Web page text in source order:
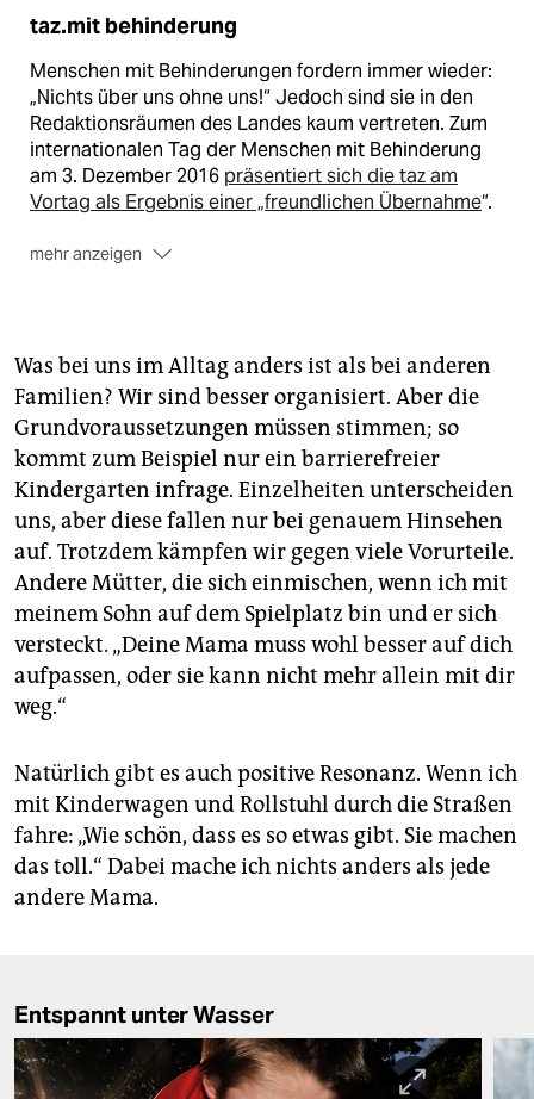
taz.mit behinderung
Menschen mit Behinderungen fordern immer wieder:
„Nichts über uns ohne uns!“ Jedoch sind sie in den
Redaktionsräumen des Landes kaum vertreten. Zum
internationalen Tag der Menschen mit Behinderung
am 3. Dezember 2016 präsentiert sich die taz am
Vortag als Ergebnis einer „freundlichen Übernahme“.
mehr anzeigen
schweren Schicksal leiden“. Davon, wie es ihnen im
Alltag und im Beruf ergeht. Koordiniert wird die
Übernahme vonLeidmedien.de. taz.mit behinderung
– am Kiosk,eKioskund natürlich online auf taz.de.
Was bei uns im Alltag anders ist als bei anderen
Familien? Wir sind besser organisiert. Aber die
Grundvoraussetzungen müssen stimmen; so
kommt zum Beispiel nur ein barrierefreier
Kindergarten infrage. Einzelheiten unterscheiden
uns, aber diese fallen nur bei genauem Hinsehen
auf. Trotzdem kämpfen wir gegen viele Vorurteile.
Andere Mütter, die sich einmischen, wenn ich mit
meinem Sohn auf dem Spielplatz bin und er sich
versteckt. „Deine Mama muss wohl besser auf dich
aufpassen, oder sie kann nicht mehr allein mit dir
weg.“
Natürlich gibt es auch positive Resonanz. Wenn ich
mit Kinderwagen und Rollstuhl durch die Straßen
fahre: „Wie schön, dass es so etwas gibt. Sie machen
das toll.“ Dabei mache ich nichts anders als jede
andere Mama.
Entspannt unter Wasser